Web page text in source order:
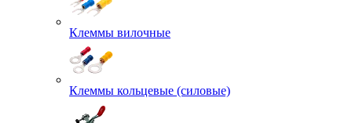
Клеммы вилочные
Клеммы кольцевые (силовые)